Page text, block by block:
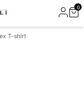
0
T-shirt